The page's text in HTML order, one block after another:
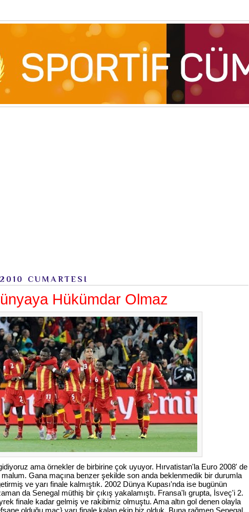
CUMARTESI
Hükümdar Olmaz
ama örnekler de birbirine çok uyuyor. Hırvatistan'la Euro 2008' de
malum. Gana maçına benzer şekilde son anda beklenmedik bir durumla
ve yarı finale kalmıştık. 2002 Dünya Kupası'nda ise bugünün
da Senegal müthiş bir çıkış yakalamıştı. Fransa'lı grupta, İsveç'i 2.
finale kadar gelmiş ve rakibimiz olmuştu. Ama altın gol denen olayla
olduğu maç} yarı finale kalan ekip biz olduk. Buna rağmen Senegal,